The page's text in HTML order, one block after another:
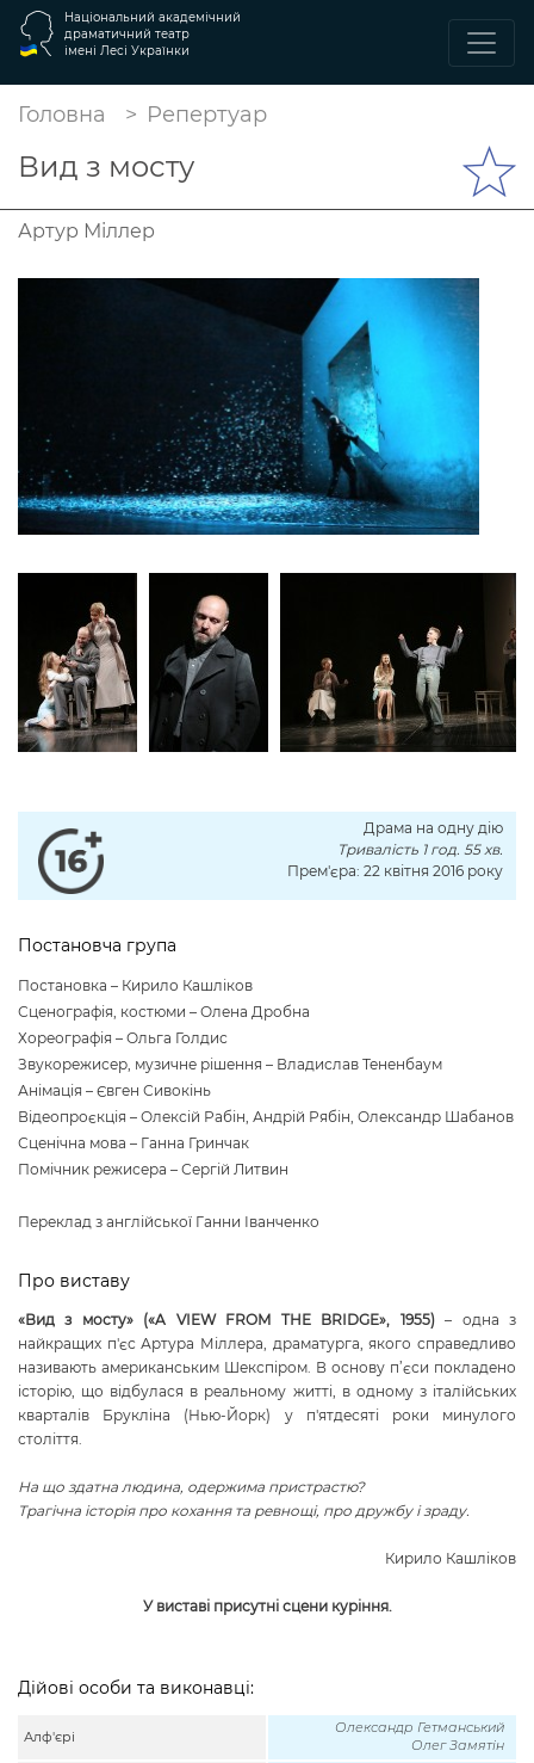
Національний академічний
драматичний театр
імені Лесі Українки
Головна Репертуар
Вид з мосту
Артур Міллер
Драма на одну дію
Тривалість 1 год. 55 хв.
Прем'єра: 22 квітня 2016 року
Постановча група
Постановка – Кирило Кашліков
Сценографія, костюми – Олена Дробна
Хореографія – Ольга Голдис
Звукорежисер, музичне рішення – Владислав Тененбаум
Анімація – Євген Сивокінь
Відеопроєкція – Олексій Рабін, Андрій Рябін, Олександр Шабанов
Сценічна мова – Ганна Гринчак
Помічник режисера – Сергій Литвин
Переклад з англійської Ганни Іванченко
Про виставу
«Вид з мосту» («A VIEW FROM THE BRIDGE», 1955)– одна з
найкращих п'єс Артура Міллера, драматурга, якого справедливо
називають американським Шекспіром. В основу п’єси покладено
історію, що відбулася в реальному житті, в одному з італійських
кварталів Брукліна (Нью-Йорк) у п'ятдесяті роки минулого
століття.
На що здатна людина, одержима пристрастю?
Трагічна історія про кохання та ревнощі, про дружбу і зраду.
Кирило Кашліков
У виставі присутні сцени куріння.
Дійові особи та виконавці:
Алф'єрі
Олександр Гетманський
Олег Замятін